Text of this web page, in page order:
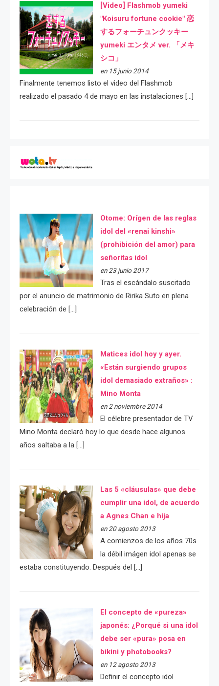
[Video] Flashmob yumeki
"Koisuru fortune cookie" 恋
するフォーチュンクッキー
yumeki エンタメ ver. 「メキ
シコ」
en 15 junio 2014
Finalmente tenemos listo el video del Flashmob
realizado el pasado 4 de mayo en las instalaciones […]
Otome: Orígen de las reglas
idol del «renai kinshi»
(prohibición del amor) para
señoritas idol
en 23 junio 2017
Tras el escándalo suscitado
por el anuncio de matrimonio de Ririka Suto en plena
celebración de […]
Matices idol hoy y ayer.
«Están surgiendo grupos
idol demasiado extraños» :
Mino Monta
en 2 noviembre 2014
El célebre presentador de TV
Mino Monta declaró hoy lo que desde hace algunos
años saltaba a la […]
Las 5 «cláusulas» que debe
cumplir una idol, de acuerdo
a Agnes Chan e hija
en 20 agosto 2013
A comienzos de los años 70s
la débil imágen idol apenas se
estaba constituyendo. Después del […]
El concepto de «pureza»
japonés: ¿Porqué si una idol
debe ser «pura» posa en
bikini y photobooks?
en 12 agosto 2013
Definir el concepto idol